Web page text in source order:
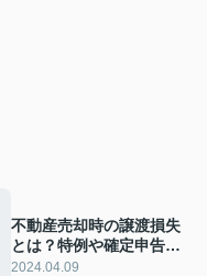
不動産売却時の譲渡損失
とは？特例や確定申告の
注意点を解説！
2024.04.09